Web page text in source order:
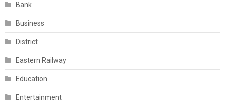
Bank
Business
District
Eastern Railway
Education
Entertainment